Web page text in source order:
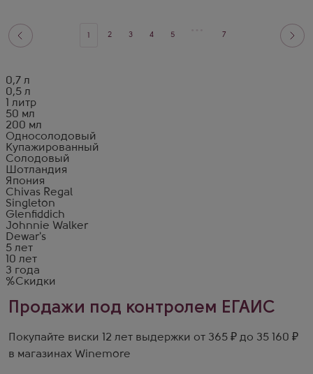
2 3 4 5 7
0,7 л
0,5 л
1 литр
50 мл
200 мл
Односолодовый
Купажированный
Солодовый
Шотландия
Япония
Chivas Regal
Singleton
Glenfiddich
Johnnie Walker
Dewar's
5 лет
10 лет
3 года
%Скидки
Продажи под контролем ЕГАИС
Покупайте виски 12 лет выдержки от 365 ₽ до 35 160 ₽
в магазинах Winemore